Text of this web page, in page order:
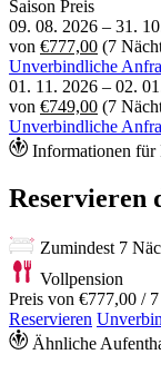
Saison Preis
09. 08. 2026 – 31.
von €777,00 (7
Unverbindliche
01. 11. 2026 – 02.
von €749,00 (7
Unverbindliche
Informationen für
Reservieren
Zumindest 7
Vollpension
Preis von €777,00 /
Reservieren
Ähnliche